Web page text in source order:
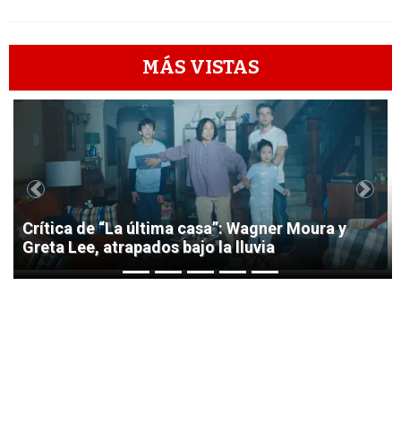
MÁS VISTAS
1
Crítica de “La última casa”: Wagner Moura y
Greta Lee, atrapados bajo la lluvia
Previous Next